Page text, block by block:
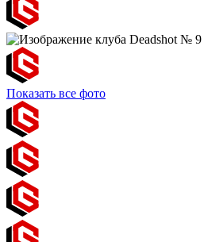
Показать все фото